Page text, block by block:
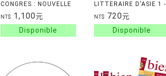
CONGRES : NOUVELLE
ERE, NOUVEAU
REGIME?
NT$ 1,100元
LITTERAIRE D'ASIE 1 -
JEUNESSE ET
IDENTITE(S)
NT$ 720元